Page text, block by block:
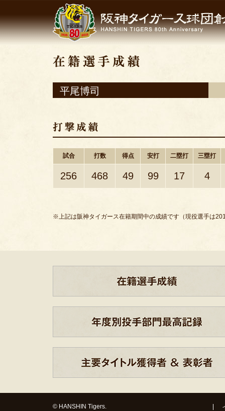
平尾博司
試合 打数 得点 安打 二塁打 三塁打
256 468 49 99 17 4
※上記は阪神タイガース在籍期間中の成績です（現役選手は
© HANSHIN Tigers.